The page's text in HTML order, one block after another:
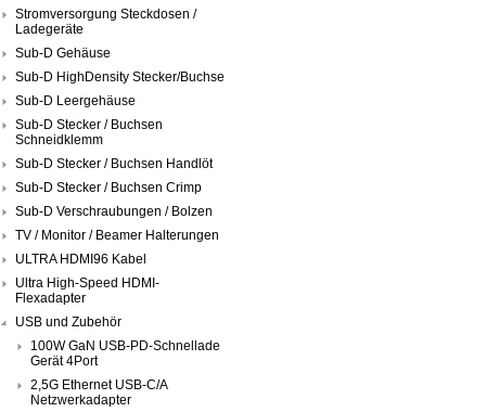
Stromversorgung Steckdosen /
Ladegeräte
Sub-D Gehäuse
Sub-D HighDensity Stecker/Buchse
Sub-D Leergehäuse
Sub-D Stecker / Buchsen
Schneidklemm
Sub-D Stecker / Buchsen Handlöt
Sub-D Stecker / Buchsen Crimp
Sub-D Verschraubungen / Bolzen
TV / Monitor / Beamer Halterungen
ULTRA HDMI96 Kabel
Ultra High-Speed HDMI-
Flexadapter
USB und Zubehör
100W GaN USB-PD-Schnellade
Gerät 4Port
2,5G Ethernet USB-C/A
Netzwerkadapter